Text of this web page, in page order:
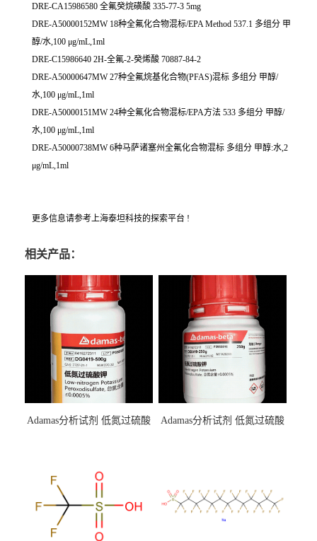
DRE-CA15986580 全氟癸烷磺酸 335-77-3 5mg
DRE-A50000152MW 18种全氟化合物混标/EPA Method 537.1 多组分 甲
醇/水,100 μg/mL,1ml
DRE-C15986640 2H-全氟-2-癸烯酸 70887-84-2
DRE-A50000647MW 27种全氟烷基化合物(PFAS)混标 多组分 甲醇/
水,100 μg/mL,1ml
DRE-A50000151MW 24种全氟化合物混标/EPA方法 533 多组分 甲醇/
水,100 μg/mL,1ml
DRE-A50000738MW 6种马萨诸塞州全氟化合物混标 多组分 甲醇:水,2
μg/mL,1ml
更多信息请参考上海泰坦科技的探索平台 !
相关产品：
Adamas分析试剂 低氮过硫酸
（泰坦现货供应）
Adamas分析试剂 低氮过硫酸